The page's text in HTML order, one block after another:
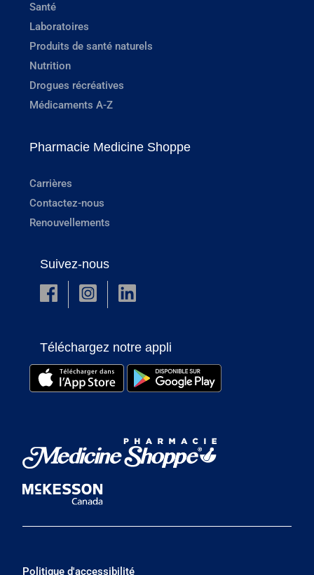
Santé
Laboratoires
Produits de santé naturels
Nutrition
Drogues récréatives
Médicaments A-Z
Pharmacie Medicine Shoppe
Carrières
Contactez-nous
Renouvellements
Suivez-nous
Téléchargez notre appli
Politique d'accessibilité